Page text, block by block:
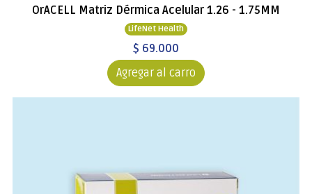
OrACELL Matriz Dérmica Acelular 1.26 - 1.75MM
LifeNet Health
$ 69.000
Agregar al carro